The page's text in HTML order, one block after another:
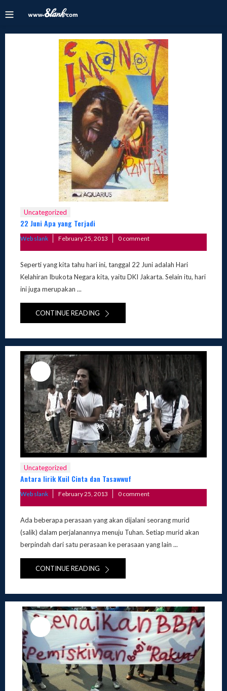
Uncategorized
22 Juni Apa yang Terjadi
Web slank
Posted
February 25, 2013 0 comment
Seperti yang kita tahu hari ini, tanggal 22 Juni adalah Hari
Kelahiran Ibukota Negara kita, yaitu DKI Jakarta. Selain itu, hari
ini juga merupakan ...
CONTINUE READING
Uncategorized
Antara lirik Kuil Cinta dan Tasawwuf
Web slank
Posted
February 25, 2013 0 comment
Ada beberapa perasaan yang akan dijalani seorang murid
(salik) dalam perjalanannya menuju Tuhan. Setiap murid akan
berpindah dari satu perasaan ke perasaan yang lain ...
CONTINUE READING